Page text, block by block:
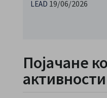
LEAD 19/06/2026
Појачане
активности